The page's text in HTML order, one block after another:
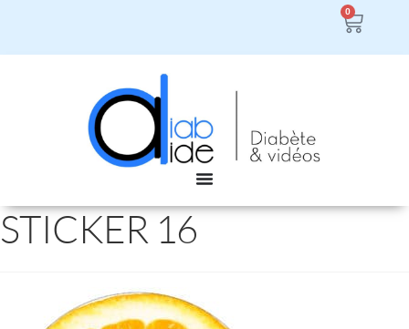
0
STICKER 16